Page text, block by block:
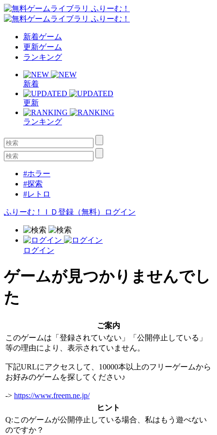
新着ゲーム
更新ゲーム
ランキング
新着
更新
ランキング
#ホラー
#探索
#レトロ
ふりーむ！ＩＤ登録（無料） ログイン
ログイン
ゲームが見つかりませんでし
た
ご案内
このゲームは「登録されていない」「公開停止している」
等の理由により、表示されていません。
下記URLにアクセスして、10000本以上のフリーゲームから
お好みのゲームを探してください♪
-> https://www.freem.ne.jp/
ヒント
Q:このゲームが公開停止している場合、私はもう遊べない
のですか？